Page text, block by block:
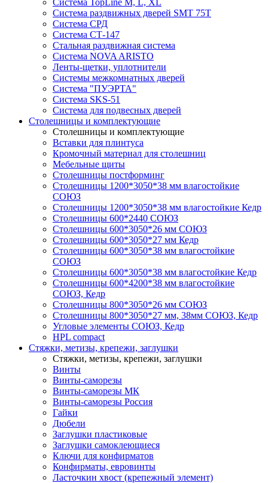
Система TopLine M, L, XL
Система раздвижных дверей SMT 75T
Система СРД
Система СТ-147
Стальная раздвижная система
Система NOVA ARISTO
Ленты-щетки, уплотнители
Системы межкомнатных дверей
Система "ПУЭРТА"
Система SKS-51
Система для подвесных дверей
Столешницы и комплектующие
Столешницы и комплектующие
Вставки для плинтуса
Кромочный материал для столешниц
Мебельные щиты
Столешницы постформинг
Столешницы 1200*3050*38 мм влагостойкие
СОЮЗ
Столешницы 1200*3050*38 мм влагостойкие Кедр
Столешницы 600*2440 СОЮЗ
Столешницы 600*3050*26 мм СОЮЗ
Столешницы 600*3050*27 мм Кедр
Столешницы 600*3050*38 мм влагостойкие
СОЮЗ
Столешницы 600*3050*38 мм влагостойкие Кедр
Столешницы 600*4200*38 мм влагостойкие
СОЮЗ, Кедр
Столешницы 800*3050*26 мм СОЮЗ
Столешницы 800*3050*27 мм, 38мм СОЮЗ, Кедр
Угловые элементы СОЮЗ, Кедр
HPL compact
Стяжки, метизы, крепежи, заглушки
Стяжки, метизы, крепежи, заглушки
Винты
Винты-саморезы
Винты-саморезы МК
Винты-саморезы Россия
Гайки
Дюбели
Заглушки пластиковые
Заглушки самоклеющиеся
Ключи для конфирматов
Конфирматы, евровинты
Ласточкин хвост (крепежный элемент)